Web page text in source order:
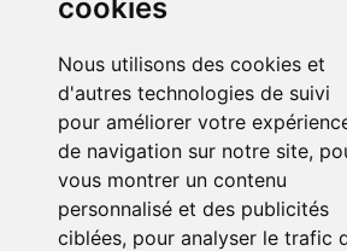
cookies
Nous utilisons des cookies et
d'autres technologies de suivi
pour améliorer votre
de navigation sur notre site,
vous montrer un contenu
personnalisé et des publicités
ciblées, pour analyser le trafic